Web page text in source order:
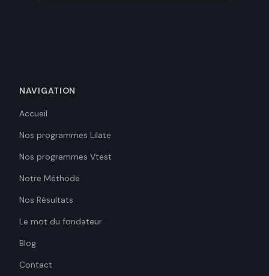
NAVIGATION
Accueil
Nos programmes Lilate
Nos programmes Vtest
Notre Méthode
Nos Résultats
Le mot du fondateur
Blog
Contact